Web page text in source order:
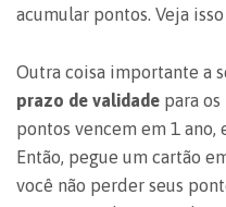
acumular pontos. Veja
Outra coisa importante a
prazo de validade para
pontos vencem em 1 ano,
Então, pegue um cartão
você não perder seus